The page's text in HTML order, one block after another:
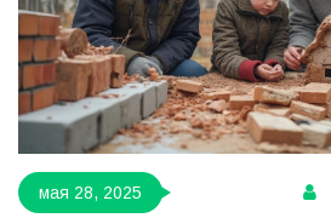
мая 28, 2025